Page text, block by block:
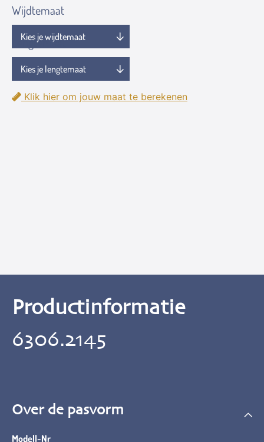
Wijdtemaat
Lengtemaat
Klik hier om jouw maat te berekenen
Productinformatie
6306.2145
Over de pasvorm
Modell-Nr